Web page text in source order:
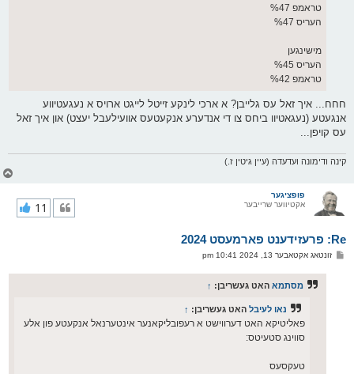
טראמפ %47
העריס %47
מישינגען
העריס %45
טראמפ %42
חחח... איך זאל עס גלייבן? א ארכי לינקע זייטל לייגט ארויס א נעגעטיווע
אנגעטע (נעגאטיוו ביחס צו די אנדערע אנקעטעס אוועילעבל יעצט) און איך זאל
עס קויפן...
קינה ודימונה ועדעדה (עיין גיטין ז.)
פופציגער
אקטיווער שרייבער
Re: פרעזידענט פארמעסט 2024
11
פזונטאג אקטאבער 13, 2024 10:41 pm
מסתמא האט געשריבן: ↑
נאו לעיבל האט געשריבן: ↑
פאליטיקא האט דערווישט א רעפובליקאנער אינטערנאל אנקעטע פון אלע
סווינג סטעיטס:
טעקסעס